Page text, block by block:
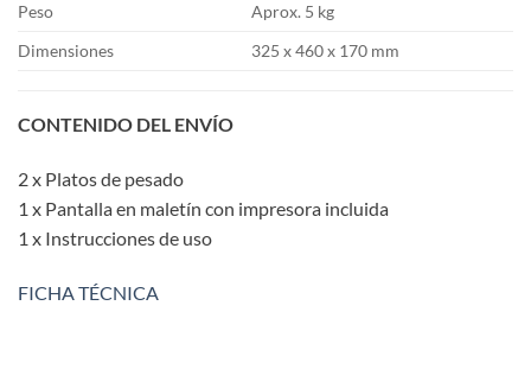
Peso
Aprox. 5 kg
Dimensiones
325 x 460 x 170 mm
CONTENIDO DEL ENVÍO
2 x Platos de pesado
1 x Pantalla en maletín con impresora incluida
1 x Instrucciones de uso
FICHA TÉCNICA